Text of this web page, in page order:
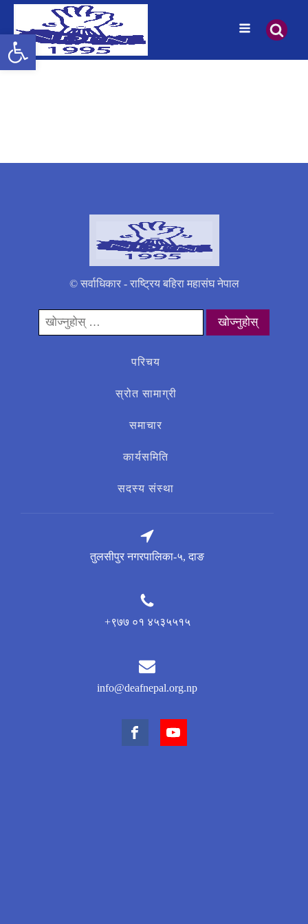
© सर्वाधिकार - राष्ट्रिय बहिरा महासंघ नेपाल
यसको
लागी
परिचय
स्रोत सामाग्री
समाचार
कार्यसमिति
सदस्य संस्था
तुलसीपुर नगरपालिका-५, दाङ
+९७७ ०१ ४५३५५१५
info@deafnepal.org.np
उपकरणपट्टी खोल्नुहोस्